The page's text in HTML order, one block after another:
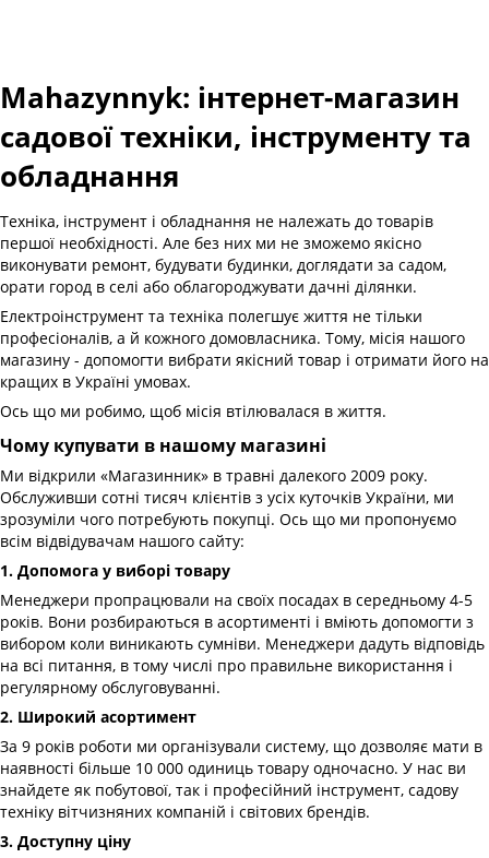
Mahazynnyk: інтернет-магазин
садової техніки, інструменту та
обладнання
Техніка, інструмент і обладнання не належать до товарів
першої необхідності. Але без них ми не зможемо якісно
виконувати ремонт, будувати будинки, доглядати за садом,
орати город в селі або облагороджувати дачні ділянки.
Електроінструмент та техніка полегшує життя не тільки
професіоналів, а й кожного домовласника. Тому, місія нашого
магазину - допомогти вибрати якісний товар і отримати його на
кращих в Україні умовах.
Ось що ми робимо, щоб місія втілювалася в життя.
Чому купувати в нашому магазині
Ми відкрили «Магазинник» в травні далекого 2009 року.
Обслуживши сотні тисяч клієнтів з усіх куточків України, ми
зрозуміли чого потребують покупці. Ось що ми пропонуємо
всім відвідувачам нашого сайту:
1. Допомога у виборі товару
Менеджери пропрацювали на своїх посадах в середньому 4-5
років. Вони розбираються в асортименті і вміють допомогти з
вибором коли виникають сумніви. Менеджери дадуть відповідь
на всі питання, в тому числі про правильне використання і
регулярному обслуговуванні.
2. Широкий асортимент
За 9 років роботи ми організували систему, що дозволяє мати в
наявності більше 10 000 одиниць товару одночасно. У нас ви
знайдете як побутової, так і професійний інструмент, садову
техніку вітчизняних компаній і світових брендів.
3. Доступну ціну